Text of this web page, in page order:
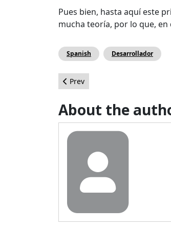
Pues bien, hasta aquí este
mucha teoría, por lo que,
Spanish Desarrollador
Previous article: Extendiendo a
Prev
About the